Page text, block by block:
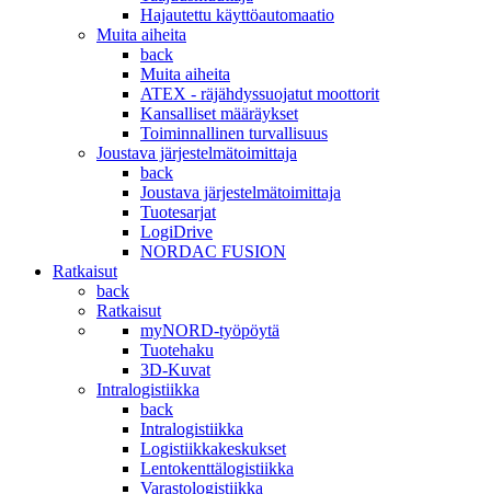
Hajautettu käyttöautomaatio
Muita aiheita
back
Muita aiheita
ATEX - räjähdyssuojatut moottorit
Kansalliset määräykset
Toiminnallinen turvallisuus
Joustava järjestelmätoimittaja
back
Joustava järjestelmätoimittaja
Tuotesarjat
LogiDrive
NORDAC FUSION
Ratkaisut
back
Ratkaisut
myNORD-työpöytä
Tuotehaku
3D-Kuvat
Intralogistiikka
back
Intralogistiikka
Logistiikkakeskukset
Lentokenttälogistiikka
Varastologistiikka